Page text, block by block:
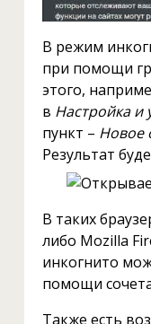
В режим
при помощи
этого,
в Настройка и
пункт – Новое
Результат
В таких
либо Mozilla
инкогнито
помощи
Также есть